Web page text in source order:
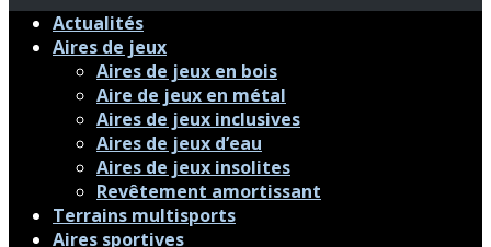
Actualités
Aires de jeux
Aires de jeux en bois
Aire de jeux en métal
Aires de jeux inclusives
Aires de jeux d’eau
Aires de jeux insolites
Revêtement amortissant
Terrains multisports
Aires sportives